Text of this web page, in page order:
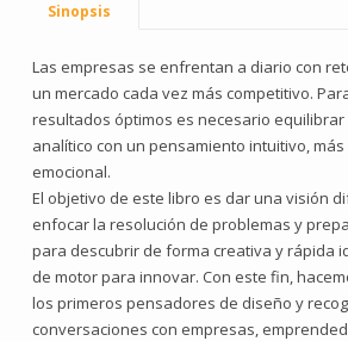
Sinopsis
Las empresas se enfrentan a diario con
un mercado cada vez más competitivo.
resultados óptimos es necesario
analítico con un pensamiento intuitivo,
emocional.
El objetivo de este libro es dar una visión
enfocar la resolución de problemas y
para descubrir de forma creativa y rápida
de motor para innovar. Con este fin,
los primeros pensadores de diseño y
conversaciones con empresas,